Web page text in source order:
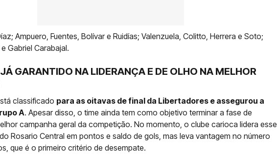
Ampuero, Fuentes, Bolívar e Ruidías; Valenzuela, Colitto, Herrera e Soto;
Gabriel Carabajal.
GARANTIDO NA LIDERANÇA E DE OLHO NA MELHOR
classificado para as oitavas de final da Libertadores e assegurou a
A. Apesar disso, o time ainda tem como objetivo terminar a fase de
campanha geral da competição. No momento, o clube carioca lidera esse
Rosario Central em pontos e saldo de gols, mas leva vantagem no número
que é o primeiro critério de desempate.